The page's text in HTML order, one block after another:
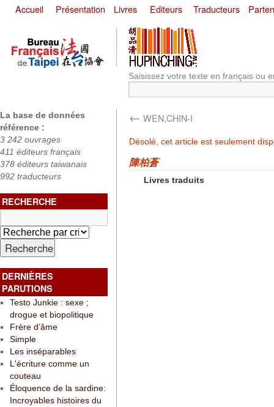
Accueil Présentation Livres Editeurs Traducteurs
Saisissez votre texte en français ou
La base de données
référence :
3 242 ouvrages
411 éditeurs français
378 éditeurs taiwanais
992 traducteurs
RECHERCHE
DERNIÈRES
PARUTIONS
Testo Junkie : sexe ;
drogue et biopolitique
Frère d’âme
Simple
Les inséparables
L'écriture comme un
couteau
Éloquence de la sardine:
Incroyables histoires du
← WEN,CHIN-I
Désolé, cet article est seulement
陳柏蒼
Livres traduits